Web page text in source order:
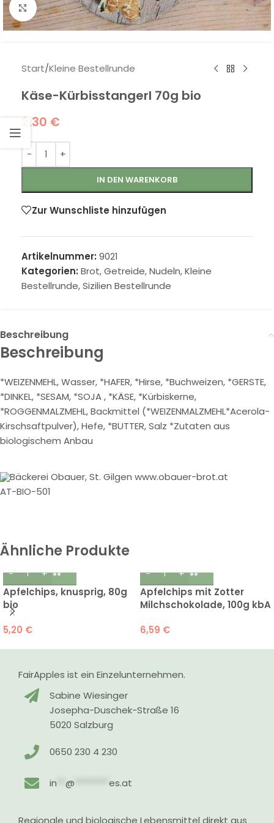
Klick zum Vergrößern
Start/Kleine Bestellrunde
Käse-Kürbisstangerl 70g bio
2,30 €
IN DEN WARENKORB
Zur Wunschliste hinzufügen
Artikelnummer: 9021
Kategorien: Brot, Getreide, Nudeln,Kleine
Bestellrunde,Sizilien Bestellrunde
Beschreibung
Beschreibung
*WEIZENMEHL, Wasser, *HAFER, *Hirse, *Buchweizen, *GERSTE,
*DINKEL, *SESAM, *SOJA , *KÄSE, *Kürbiskerne,
*ROGGENMALZMEHL, Backmittel (*WEIZENMALZMEHL*Acerola-
Kirschsaftpulver), Hefe, *BUTTER, Salz *Zutaten aus
biologischem Anbau
Bäckerei Obauer, St. Gilgen www.obauer-brot.at
AT-BIO-501
Ähnliche Produkte
Apfelchips, knusprig, 80g
bio
5,20 €
Apfelchips mit Zotter
Milchschokolade, 100g kbA
6,59 €
FairApples ist ein Einzelunternehmen.
Sabine Wiesinger
Josepha-Duschek-Straße 16
5020 Salzburg
0650 230 4 230
in **@ ********es.at
Regionale und biologische Lebensmittel direkt aus